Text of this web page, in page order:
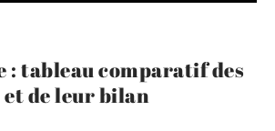
: tableau comparatif des
de leur bilan